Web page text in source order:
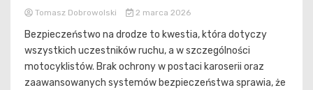
Tomasz Dobrowolski 2 marca 2026
Bezpieczeństwo na drodze to kwestia, która dotyczy
wszystkich uczestników ruchu, a w szczególności
motocyklistów. Brak ochrony w postaci karoserii oraz
zaawansowanych systemów bezpieczeństwa sprawia, że